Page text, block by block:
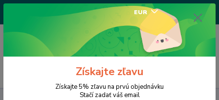
EUR
/Po-Pi 9-17 hod/
0,00 EUR
Získajte zľavu
Získajte 5% zľavu na prvú objednávku
Stačí zadať váš email